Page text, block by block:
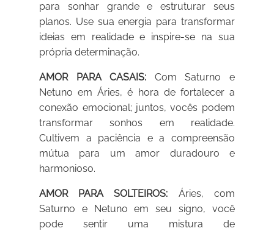
para sonhar grande e estruturar seus
planos. Use sua energia para transformar
ideias em realidade e inspire-se na sua
própria determinação.
AMOR PARA CASAIS: Com Saturno e
Netuno em Áries, é hora de fortalecer a
conexão emocional; juntos, vocês podem
transformar sonhos em realidade.
Cultivem a paciência e a compreensão
mútua para um amor duradouro e
harmonioso.
AMOR PARA SOLTEIROS: Áries, com
Saturno e Netuno em seu signo, você
pode sentir uma mistura de